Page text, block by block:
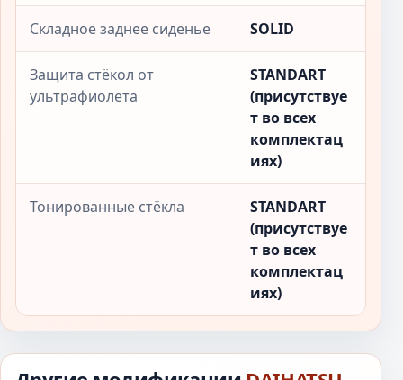
Складное заднее сиденье SOLID
Защита стёкол от
ультрафиолета
STANDART
(присутствуе
т во всех
комплектац
иях)
Тонированные стёкла
STANDART
(присутствуе
т во всех
комплектац
иях)